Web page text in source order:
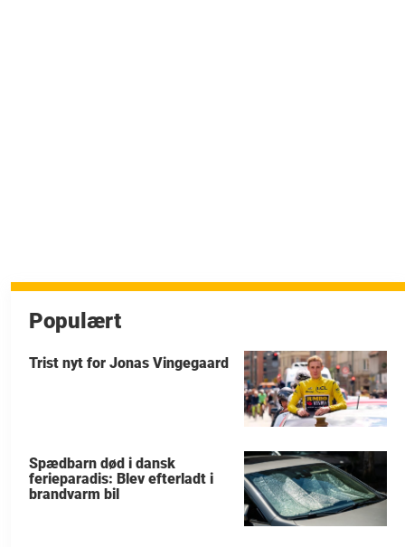
Populært
Trist nyt for Jonas Vingegaard
Spædbarn død i dansk
ferieparadis: Blev efterladt i
brandvarm bil